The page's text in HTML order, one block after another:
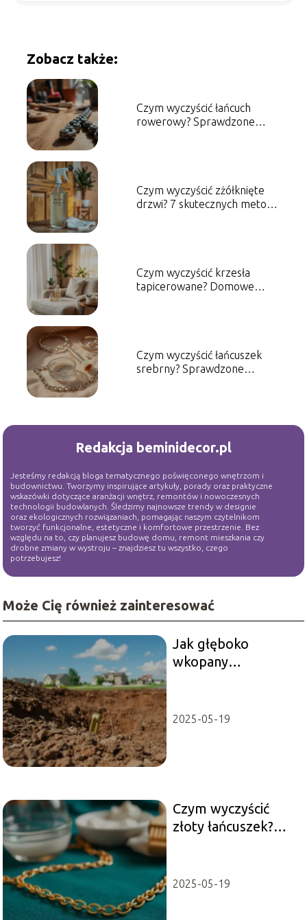
Zobacz także:
Czym wyczyścić łańcuch
rowerowy? Sprawdzone
Czym wyczyścić zżółknięte
drzwi? 7 skutecznych metod
Czym wyczyścić krzesła
tapicerowane? Domowe
Czym wyczyścić łańcuszek
srebrny? Sprawdzone
Redakcja beminidecor.pl
Jesteśmy redakcją bloga tematycznego poświęconego wnętrzom i
budownictwu. Tworzymy inspirujące artykuły, porady oraz praktyczne
wskazówki dotyczące aranżacji wnętrz, remontów i nowoczesnych
technologii budowlanych. Śledzimy najnowsze trendy w designie
oraz ekologicznych rozwiązaniach, pomagając naszym czytelnikom
tworzyć funkcjonalne, estetyczne i komfortowe przestrzenie. Bez
względu na to, czy planujesz budowę domu, remont mieszkania czy
drobne zmiany w wystroju – znajdziesz tu wszystko, czego
potrzebujesz!
Może Cię również zainteresować
Jak głęboko
wkopany
2025-05-19
Czym wyczyścić
złoty łańcuszek?
2025-05-19